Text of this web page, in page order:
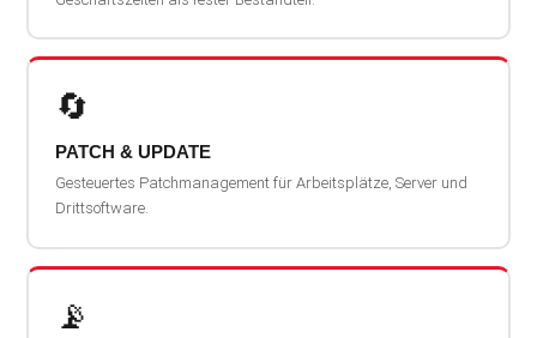
🔄
PATCH & UPDATE
Gesteuertes Patchmanagement für Arbeitsplätze, Server und
Drittsoftware.
📡